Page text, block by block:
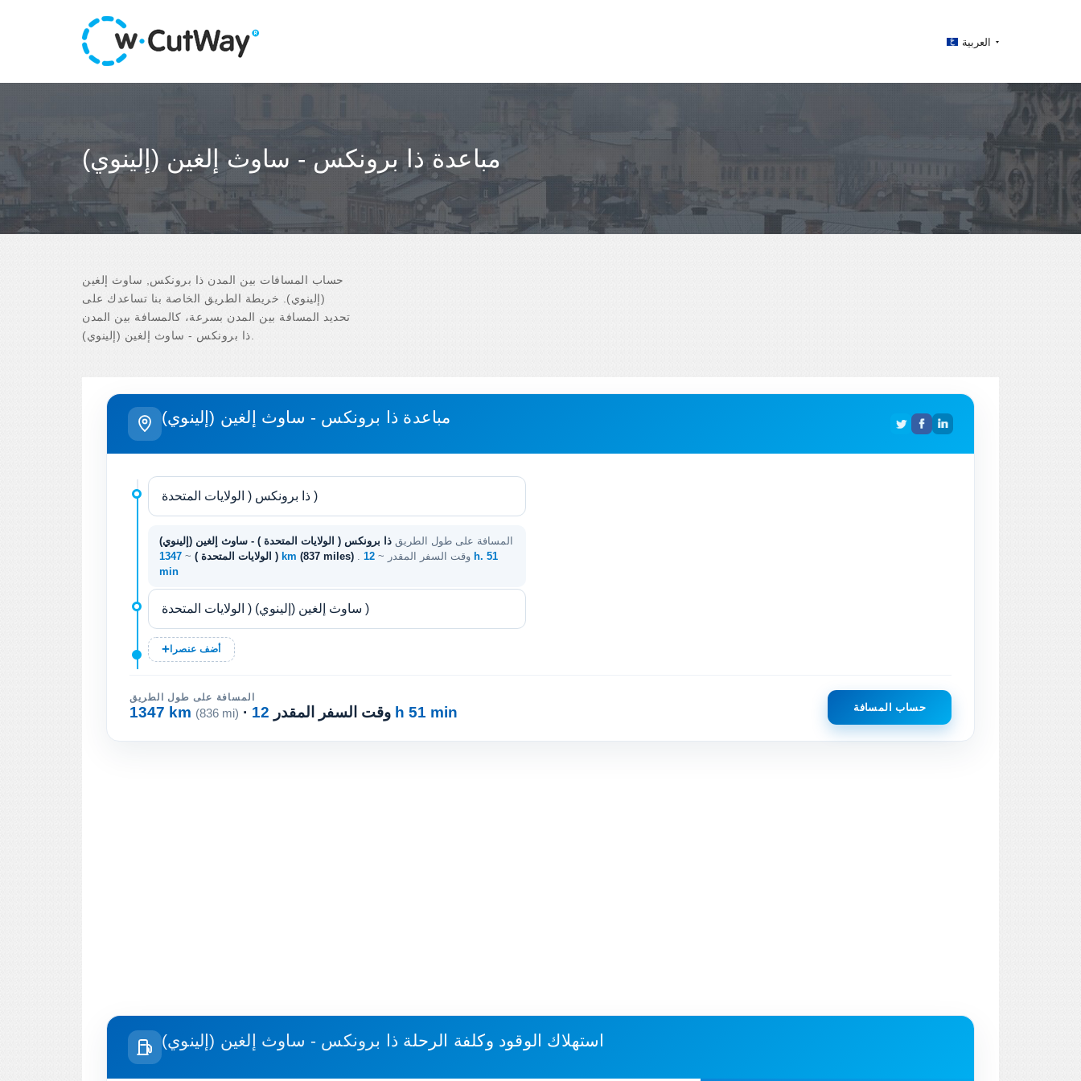
العربية
مباعدة ذا برونكس - ساوث إلغين (إلينوي)
حساب المسافات بين المدن ذا برونكس, ساوث إلغين
(إلينوي). خريطة الطريق الخاصة بنا تساعدك على
تحديد المسافة بين المدن بسرعة، كالمسافة بين المدن
مباعدة ذا برونكس - ساوث إلغين (إلينوي)
المسافة على طول الطريق ذا برونكس ( الولايات المتحدة ) - ساوث إلغين (إلينوي)
( الولايات المتحدة ) ~ 1347 km (837 miles) . وقت السفر المقدر ~ 12 h. 51
min
أضف عنصرا
المسافة على طول الطريق
1347 km (836 mi) · وقت السفر المقدر 12 h 51 min حساب المسافة
استهلاك الوقود وكلفة الرحلة ذا برونكس - ساوث إلغين (إلينوي)